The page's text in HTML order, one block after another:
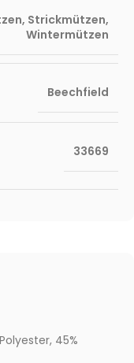
45%
, Strickmützen,
Wintermützen
Beechfield
33669